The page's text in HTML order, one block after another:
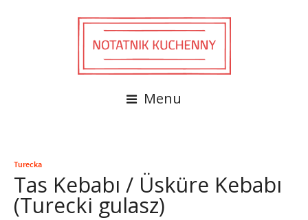
Menu
Turecka
Tas Kebabı / Üsküre Kebabı
(Turecki gulasz)